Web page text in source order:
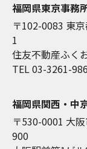
福岡県東京事務
〒102-0083 東
1
住友不動産ふく
TEL 03-3261-
福岡県関西・中
〒530-0001 大
900